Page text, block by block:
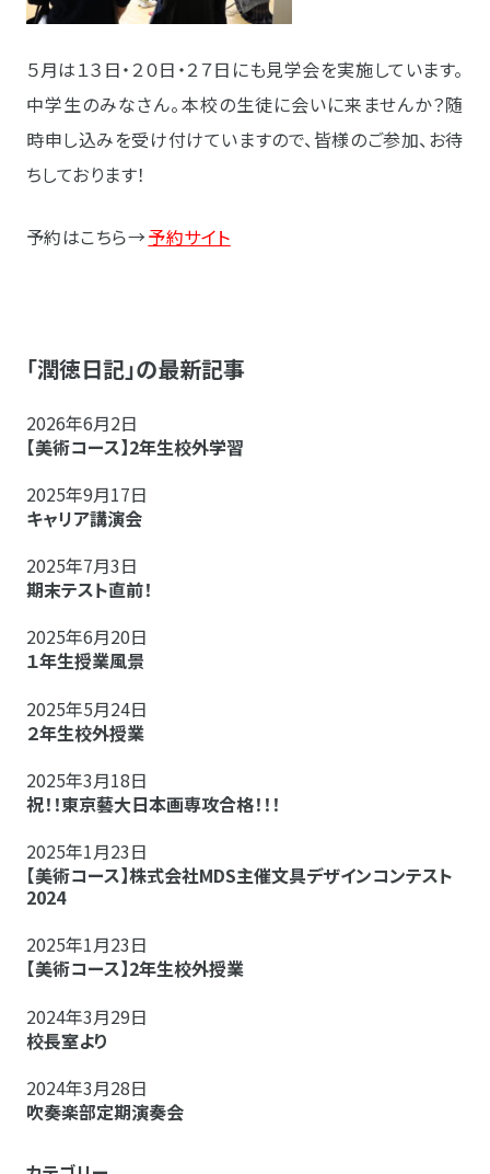
５月は１３日・２０日・２７日にも見学会を実施しています。
中学生のみなさん。本校の生徒に会いに来ませんか？随
時申し込みを受け付けていますので、皆様のご参加、お待
ちしております！
予約はこちら→予約サイト
「潤徳日記」の最新記事
2026年6月2日
【美術コース】2年生校外学習
2025年9月17日
キャリア講演会
2025年7月3日
期末テスト直前！
2025年6月20日
１年生授業風景
2025年5月24日
２年生校外授業
2025年3月18日
祝！！東京藝大日本画専攻合格！！！
2025年1月23日
【美術コース】株式会社MDS主催文具デザインコンテスト
2024
2025年1月23日
【美術コース】2年生校外授業
2024年3月29日
校長室より
2024年3月28日
吹奏楽部定期演奏会